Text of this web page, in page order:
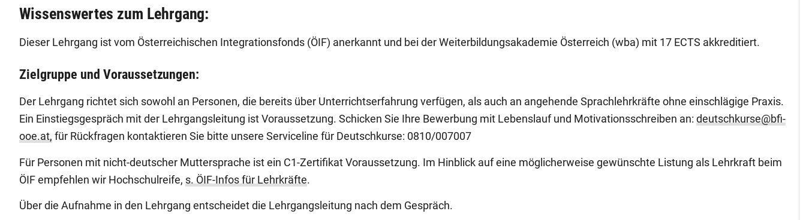
Wissenswertes zum Lehrgang:
Dieser Lehrgang ist vom Österreichischen Integrationsfonds (ÖIF) anerkannt und bei der Weiterbildungsakademie Österreich (wba) mit 17 ECTS akkreditiert.
Zielgruppe und Voraussetzungen:
Der Lehrgang richtet sich sowohl an Personen, die bereits über Unterrichtserfahrung verfügen, als auch an angehende Sprachlehrkräfte ohne einschlägige Praxis.
Ein Einstiegsgespräch mit der Lehrgangsleitung ist Voraussetzung. Schicken Sie Ihre Bewerbung mit Lebenslauf und Motivationsschreiben an: deutschkurse@bfi-
ooe.at, für Rückfragen kontaktieren Sie bitte unsere Serviceline für Deutschkurse: 0810/007007
Für Personen mit nicht-deutscher Muttersprache ist ein C1-Zertifikat Voraussetzung. Im Hinblick auf eine möglicherweise gewünschte Listung als Lehrkraft beim
ÖIF empfehlen wir Hochschulreife, s. ÖIF-Infos für Lehrkräfte.
Über die Aufnahme in den Lehrgang entscheidet die Lehrgangsleitung nach dem Gespräch.